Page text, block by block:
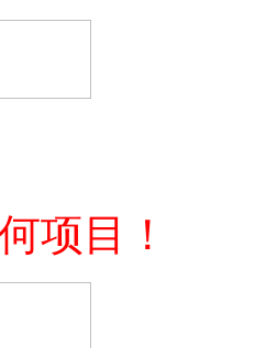
项目！